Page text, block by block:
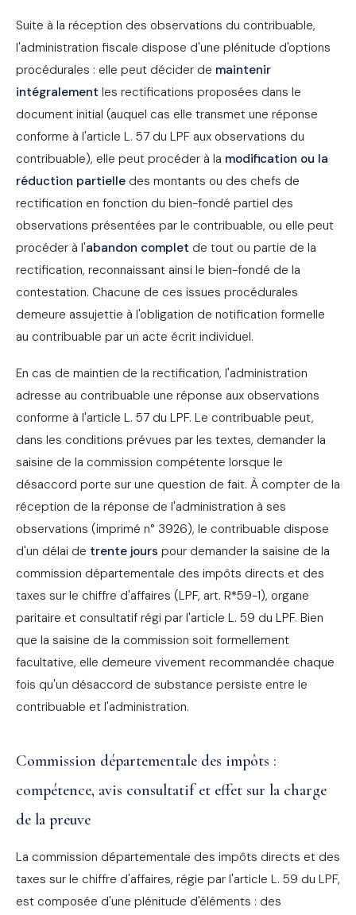
Suite à la réception des observations du contribuable,
l'administration fiscale dispose d'une plénitude d'options
procédurales : elle peut décider de maintenir
intégralement les rectifications proposées dans le
document initial (auquel cas elle transmet une réponse
conforme à l'article L. 57 du LPF aux observations du
contribuable), elle peut procéder à la modification ou la
réduction partielle des montants ou des chefs de
rectification en fonction du bien-fondé partiel des
observations présentées par le contribuable, ou elle peut
procéder à l'abandon complet de tout ou partie de la
rectification, reconnaissant ainsi le bien-fondé de la
contestation. Chacune de ces issues procédurales
demeure assujettie à l'obligation de notification formelle
au contribuable par un acte écrit individuel.
En cas de maintien de la rectification, l'administration
adresse au contribuable une réponse aux observations
conforme à l'article L. 57 du LPF. Le contribuable peut,
dans les conditions prévues par les textes, demander la
saisine de la commission compétente lorsque le
désaccord porte sur une question de fait. À compter de la
réception de la réponse de l'administration à ses
observations (imprimé n° 3926), le contribuable dispose
d'un délai de trente jours pour demander la saisine de la
commission départementale des impôts directs et des
taxes sur le chiffre d'affaires (LPF, art. R*59-1), organe
paritaire et consultatif régi par l'article L. 59 du LPF. Bien
que la saisine de la commission soit formellement
facultative, elle demeure vivement recommandée chaque
fois qu'un désaccord de substance persiste entre le
contribuable et l'administration.
Commission départementale des impôts :
compétence, avis consultatif et effet sur la charge
de la preuve
La commission départementale des impôts directs et des
taxes sur le chiffre d'affaires, régie par l'article L. 59 du LPF,
est composée d'une plénitude d'éléments : des